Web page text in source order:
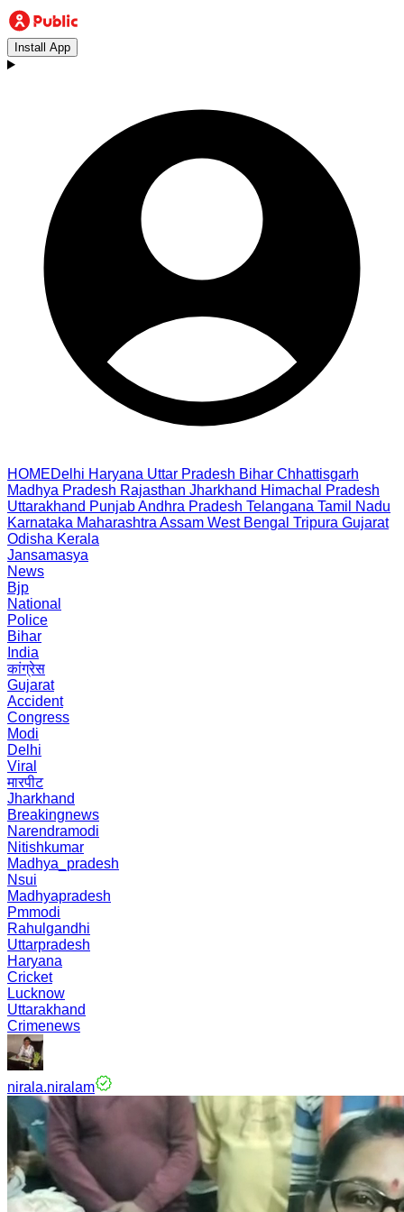
Install App
HOMEDelhi Haryana Uttar Pradesh Bihar Chhattisgarh
Madhya Pradesh Rajasthan Jharkhand Himachal Pradesh
Uttarakhand PunjabAndhra Pradesh Telangana Tamil Nadu
Karnataka Maharashtra Assam West Bengal Tripura Gujarat
Odisha Kerala
Jansamasya
News
Bjp
National
Police
Bihar
India
कांग्रेस
Gujarat
Accident
Congress
Modi
Delhi
Viral
मारपीट
Jharkhand
Breakingnews
Narendramodi
Nitishkumar
Madhya_pradesh
Nsui
Madhyapradesh
Pmmodi
Rahulgandhi
Uttarpradesh
Haryana
Cricket
Lucknow
Uttarakhand
Crimenews
nirala.niralam